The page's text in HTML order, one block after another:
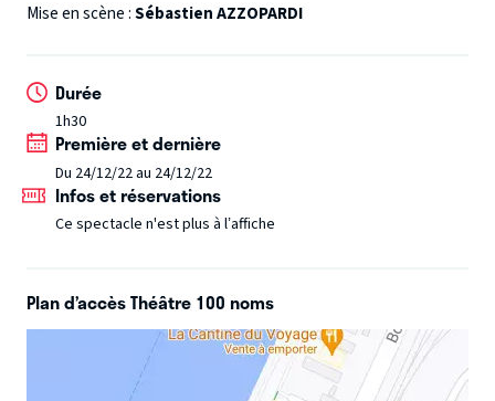
Mise en scène :Sébastien AZZOPARDI
Durée
1h30
Première et dernière
Du 24/12/22 au 24/12/22
Infos et réservations
Ce spectacle n'est plus à l’affiche
Plan d’accès Théâtre 100 noms